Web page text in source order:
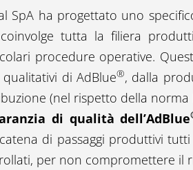
SpA ha progettato uno
tutta la filiera
procedure operative.
qualitativi di AdBlue®, dalla
(nel rispetto della norma
di qualità dell’AdBlue
di passaggi produttivi
per non compromettere il